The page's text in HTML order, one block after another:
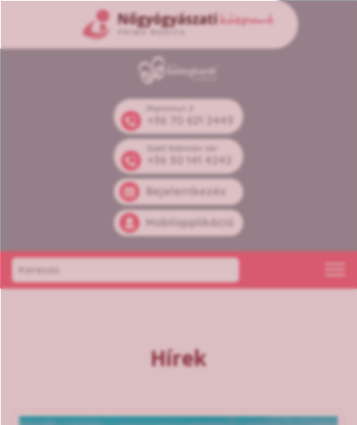
Mammut 2
+36 70 621 2443
Széll Kálmán tér
+36 30 141 4242
Bejelentkezés
Mobilapplikáció
Hírek